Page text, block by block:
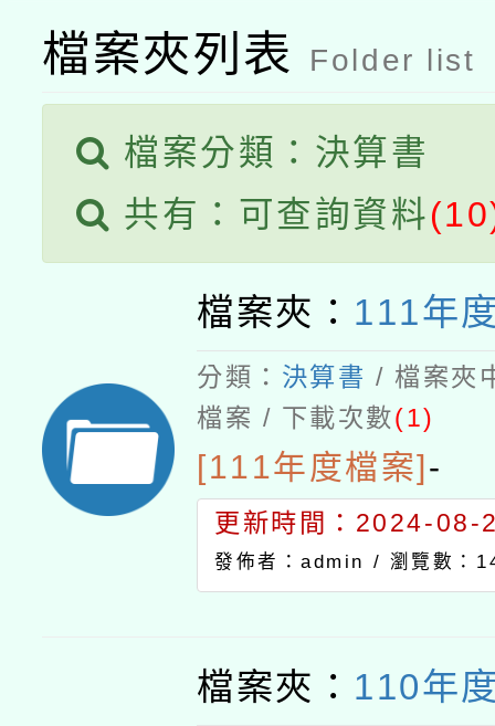
檔案夾列表 Folder list
檔案分類：決算書
共有：可查詢資料
檔案夾： 111年
分類： 決算書 / 檔案夾
檔案 / 下載次數(1)
[111年度檔案]-
更新時間：2024-08-
發佈者：admin / 瀏覽數：
檔案夾： 110年